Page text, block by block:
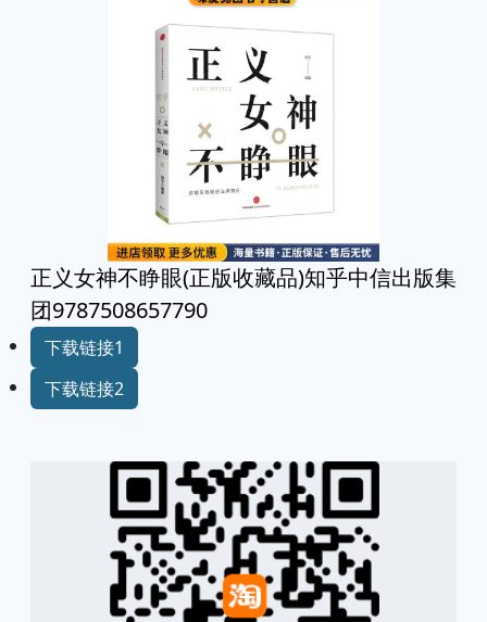
正义女神不睁眼(正版收藏品)知乎中信出版集
团9787508657790
下载链接1
下载链接2